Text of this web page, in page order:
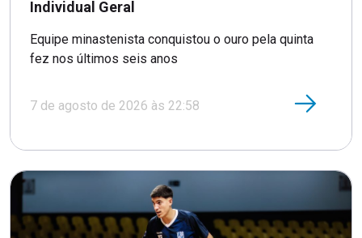
Individual Geral
Equipe minastenista conquistou o ouro pela quinta
fez nos últimos seis anos
7 de agosto de 2026 às 22:58